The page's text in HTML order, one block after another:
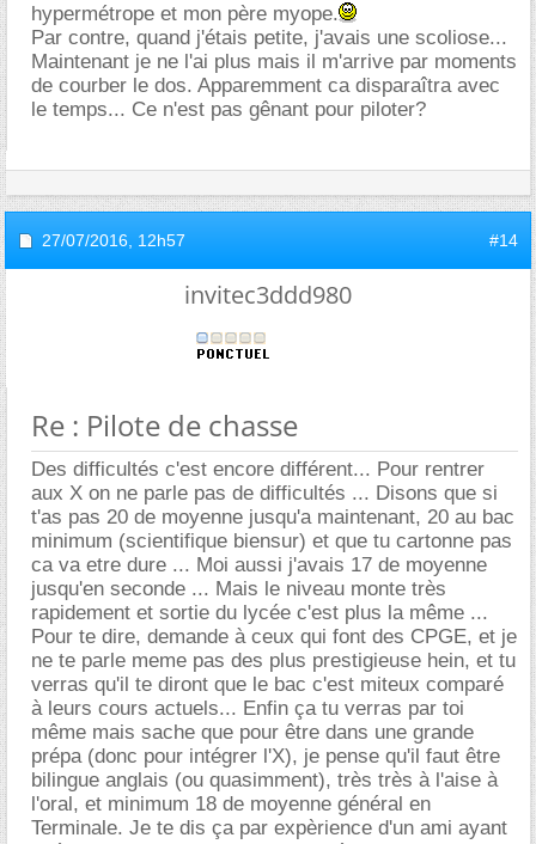
hypermétrope et mon père myope.
Par contre, quand j'étais petite, j'avais une scoliose...
Maintenant je ne l'ai plus mais il m'arrive par moments
de courber le dos. Apparemment ca disparaîtra avec
le temps... Ce n'est pas gênant pour piloter?
27/07/2016, 12h57 #14
invitec3ddd980
Re : Pilote de chasse
Des difficultés c'est encore différent... Pour rentrer
aux X on ne parle pas de difficultés ... Disons que si
t'as pas 20 de moyenne jusqu'a maintenant, 20 au bac
minimum (scientifique biensur) et que tu cartonne pas
ca va etre dure ... Moi aussi j'avais 17 de moyenne
jusqu'en seconde ... Mais le niveau monte très
rapidement et sortie du lycée c'est plus la même ...
Pour te dire, demande à ceux qui font des CPGE, et je
ne te parle meme pas des plus prestigieuse hein, et tu
verras qu'il te diront que le bac c'est miteux comparé
à leurs cours actuels... Enfin ça tu verras par toi
même mais sache que pour être dans une grande
prépa (donc pour intégrer l'X), je pense qu'il faut être
bilingue anglais (ou quasimment), très très à l'aise à
l'oral, et minimum 18 de moyenne général en
Terminale. Je te dis ça par expèrience d'un ami ayant